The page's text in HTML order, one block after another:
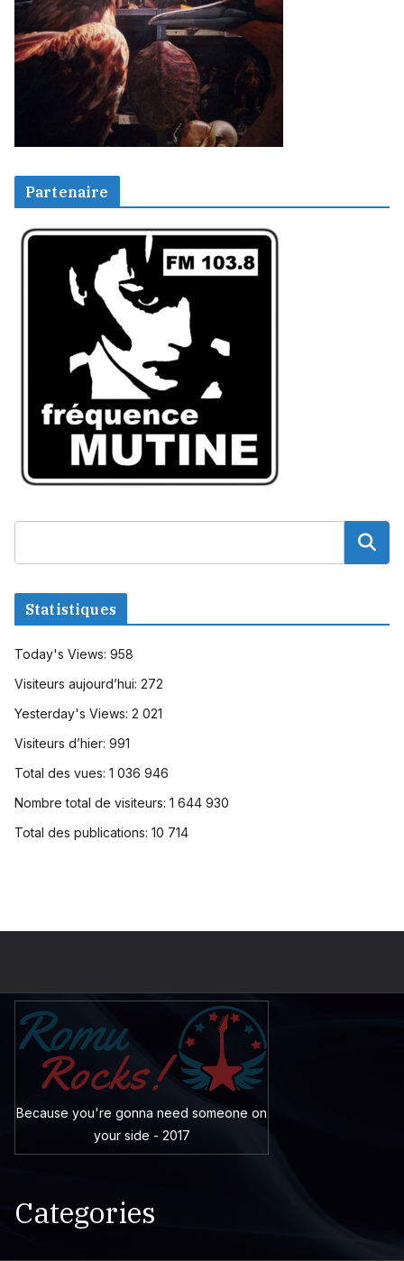
Partenaire
Statistiques
Today's Views: 958
Visiteurs aujourd’hui: 272
Yesterday's Views: 2 021
Visiteurs d’hier: 991
Total des vues: 1 036 946
Nombre total de visiteurs: 1 644 930
Total des publications: 10 714
Because you're gonna need someone on
your side - 2017
Categories